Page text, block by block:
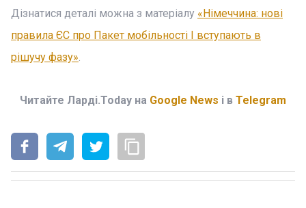
Дізнатися деталі можна з матеріалу «Німеччина: нові
правила ЄС про Пакет мобільності I вступають в
рішучу фазу».
Читайте Ларді.Today на Google News і в Telegram